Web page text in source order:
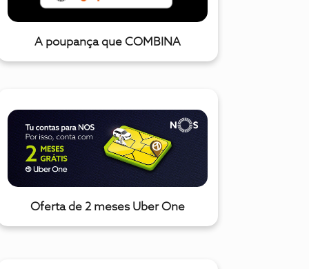
A poupança que COMBINA
Oferta de 2 meses Uber One